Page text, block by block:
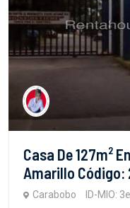
Casa De 127m²
Amarillo Código:
Carabobo ID-MIO: